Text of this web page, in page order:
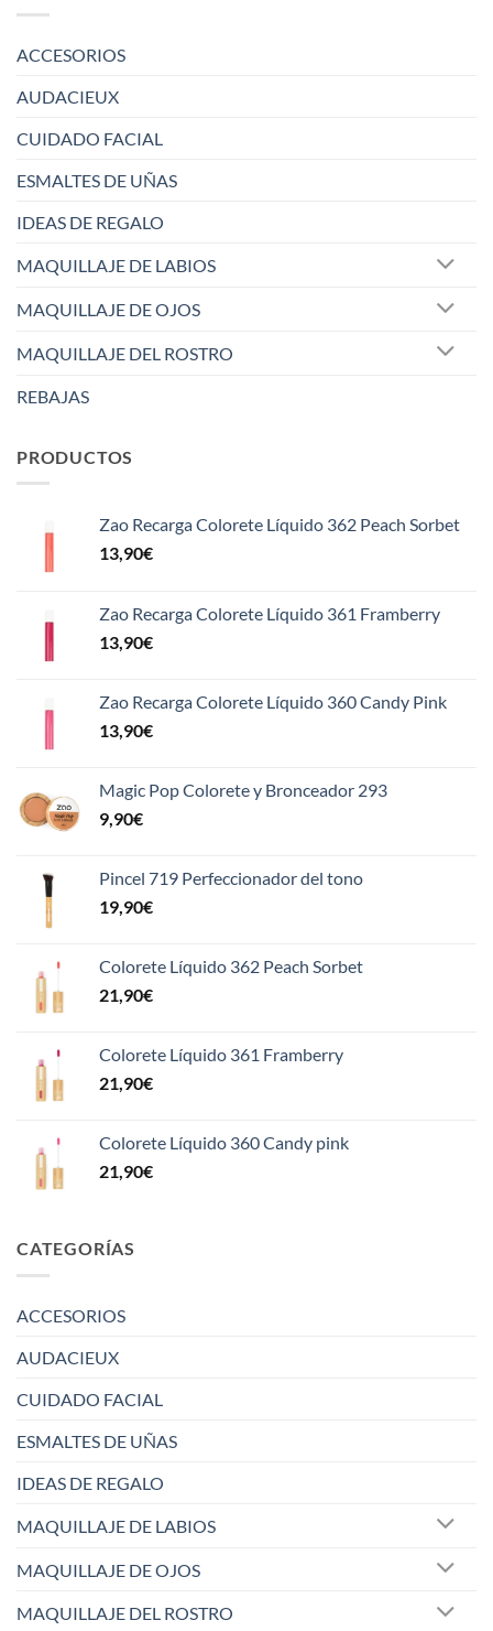
ACCESORIOS
AUDACIEUX
CUIDADO FACIAL
ESMALTES DE UÑAS
IDEAS DE REGALO
MAQUILLAJE DE LABIOS
MAQUILLAJE DE OJOS
MAQUILLAJE DEL ROSTRO
REBAJAS
PRODUCTOS
Zao Recarga Colorete Líquido 362 Peach Sorbet
13,90€
Zao Recarga Colorete Líquido 361 Framberry
13,90€
Zao Recarga Colorete Líquido 360 Candy Pink
13,90€
Magic Pop Colorete y Bronceador 293
9,90€
Pincel 719 Perfeccionador del tono
19,90€
Colorete Líquido 362 Peach Sorbet
21,90€
Colorete Líquido 361 Framberry
21,90€
Colorete Líquido 360 Candy pink
21,90€
CATEGORÍAS
ACCESORIOS
AUDACIEUX
CUIDADO FACIAL
ESMALTES DE UÑAS
IDEAS DE REGALO
MAQUILLAJE DE LABIOS
MAQUILLAJE DE OJOS
MAQUILLAJE DEL ROSTRO